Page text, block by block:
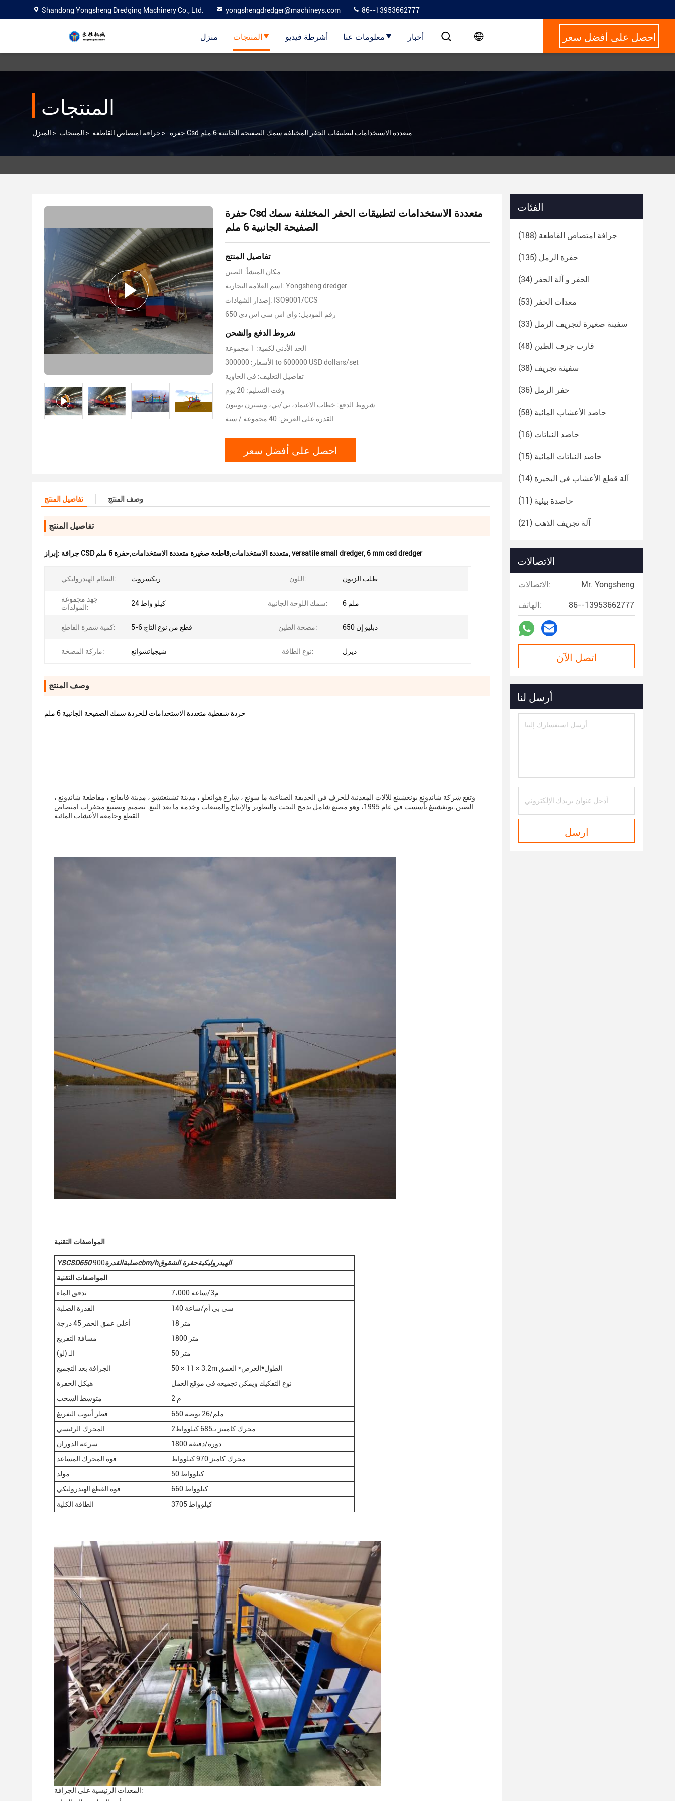
Shandong Yongsheng Dredging Machinery Co., Ltd. yongshengdredger@machineys.com 86--13953662777
منزل المنتجات أشرطة فيديو معلومات عنا أخبار احصل على أفضل سعر
المنتجات
المنزل > المنتجات > جرافة امتصاص القاطعة > حفرة Csd متعددة الاستخدامات لتطبيقات الحفر المختلفة سمك الصفيحة الجانبية 6 ملم
حفرة Csd متعددة الاستخدامات لتطبيقات الحفر المختلفة سمك
الصفيحة الجانبية 6 ملم
تفاصيل المنتج
مكان المنشأ: الصين
اسم العلامة التجارية: Yongsheng dredger
إصدار الشهادات: ISO9001/CCS
رقم الموديل: واي اس سي اس دي 650
شروط الدفع والشحن
الحد الأدنى لكمية: 1 مجموعة
الأسعار: 300000 to 600000 USD dollars/set
تفاصيل التغليف: في الحاوية
وقت التسليم: 20 يوم
شروط الدفع: خطاب الاعتماد، تي/تي، ويسترن يونيون
القدرة على العرض: 40 مجموعة / سنة
احصل على أفضل سعر
تفاصيل المنتج وصف المنتج
تفاصيل المنتج
إبراز: جرافة CSD متعددة الاستخدامات,قاطعة صغيرة متعددة الاستخدامات,حفرة 6 ملم,versatile small dredger, 6 mm csd dredger
النظام الهيدروليكي: ريكسروث اللون: طلب الزبون
جهد مجموعة
المولدات:
24 كيلو واط سمك اللوحة الجانبية: 6 ملم
كمية شفرة القاطع: 5-6 قطع من نوع التاج مضخة الطين: دبليو إن 650
ماركة المضخة: شيجياتشوانغ نوع الطاقة: ديزل
وصف المنتج
خردة شفطية متعددة الاستخدامات للخردة سمك الصفيحة الجانبية 6 ملم
وتقع شركة شاندونغ يونغشينغ للآلات المعدنية للجرف في الحديقة الصناعية ما سونغ ، شارع هوانغلو ، مدينة تشينغتشو ، مدينة فايفانغ ، مقاطعة شاندونغ ،
الصين.يونغشينغ تأسست في عام 1995، وهو مصنع شامل يدمج البحث والتطوير والإنتاج والمبيعات وخدمة ما بعد البيع. تصميم وتصنيع محفرات امتصاص
القطع وجامعة الأعشاب المائية
المواصفات التقنية
YSCSD650 صلبةالقدرة900 cbm/h الهيدروليكيةحفرة الشقوق
المواصفات التقنية
تدفق الماء
7،000 م3/ساعة
القدرة الصلبة
140 سي بي أم/ساعة
أعلى عمق الحفر 45 درجة
18 متر
مسافة التفريغ
1800 متر
الـ (لو)
50 متر
الجرافة بعد التجميع
50 × 11 × 3.2m الطول*العرض* العمق
هيكل الحفرة
نوع التفكيك ويمكن تجميعه في موقع العمل
متوسط السحب
2 م
قطر أنبوب التفريغ
650 ملم/26 بوصة
المحرك الرئيسي
2محرك كامينز بـ685 كيلوواط
سرعة الدوران
1800 دورة/دقيقة
قوة المحرك المساعد
محرك كامنز 970 كيلوواط
مولد
50 كيلوواط
قوة القطع الهيدروليكي
660 كيلوواط
الطاقة الكلية
3705 كيلوواط
المعدات الرئيسية على الجرافة:
الفئات
جرافة امتصاص القاطعة (188)
حفرة الرمل (135)
الحفر و آلة الحفر (34)
معدات الحفر (53)
سفينة صغيرة لتجريف الرمل (33)
قارب جرف الطين (48)
سفينة تجريف (38)
حفر الرمل (36)
حاصد الأعشاب المائية (58)
حاصد النباتات (16)
حاصد النباتات المائية (15)
آلة قطع الأعشاب في البحيرة (14)
حاصدة بيئية (11)
آلة تجريف الذهب (21)
الاتصالات
الاتصالات: Mr. Yongsheng
الهاتف: 86--13953662777
اتصل الآن
أرسل لنا
ارسل